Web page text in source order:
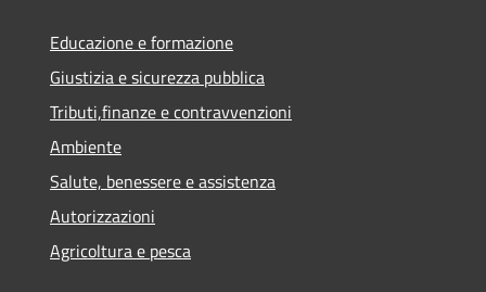
Educazione e formazione
Giustizia e sicurezza pubblica
Tributi,finanze e contravvenzioni
Ambiente
Salute, benessere e assistenza
Autorizzazioni
Agricoltura e pesca